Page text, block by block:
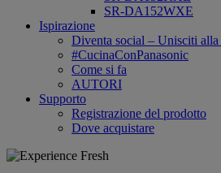
SR-DA152WXE
Ispirazione
Diventa social – Unisciti
#CucinaConPanasonic
Come si fa
AUTORI
Supporto
Registrazione del prodotto
Dove acquistare